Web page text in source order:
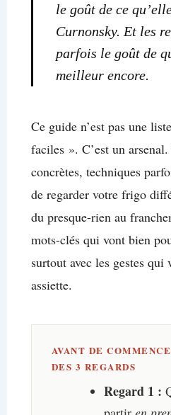
le goût de ce
Curnonsky. Et les
parfois le goût de
meilleur encore.
Ce guide n’est pas une
faciles ». C’est un
concrètes, techniques
de regarder votre frigo
du presque-rien au
mots-clés qui vont bien
surtout avec les gestes
assiette.
AVANT DE
DES 3 REGARDS
Regard 1 :